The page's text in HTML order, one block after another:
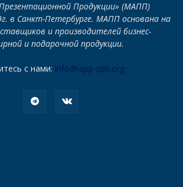
Продукции» (МАПП)
в Санкт-Петербурге. МАПП основана на
и производителей бизнес-
и подарочной продукции.
с нами: info@iapp-spb.org